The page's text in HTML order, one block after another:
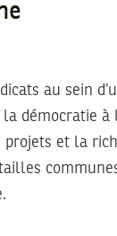
au sein
démocratie à
et la